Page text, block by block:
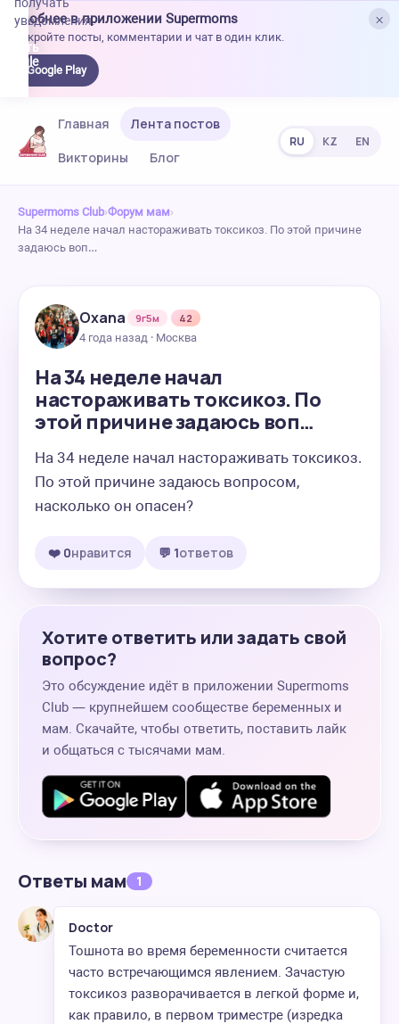
×
Удобнее в приложении Supermoms
Откройте посты, комментарии и чат в один клик.
Google Play
уведомления.
Главная
Лента постов
Викторины
Блог
RU KZ EN
Supermoms Club›Форум мам›
На 34 неделе начал настораживать токсикоз. По этой причине
задаюсь воп…
Oxana 9г5м
42
4 года назад · Москва
На 34 неделе начал
настораживать токсикоз. По
этой причине задаюсь воп…
На 34 неделе начал настораживать токсикоз.
По этой причине задаюсь вопросом,
насколько он опасен?
❤️ 0нравится 💬 1ответов
Хотите ответить или задать свой
вопрос?
Это обсуждение идёт в приложении Supermoms
Club — крупнейшем сообществе беременных и
мам. Скачайте, чтобы ответить, поставить лайк
и общаться с тысячами мам.
Ответы мам 1
Doctor
Тошнота во время беременности считается
часто встречающимся явлением. Зачастую
токсикоз разворачивается в легкой форме и,
как правило, в первом триместре (изредка